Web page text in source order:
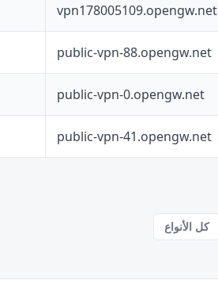
vpn178005109.opengw.net
public-vpn-88.opengw.net
public-vpn-0.opengw.net
public-vpn-41.opengw.net
كل الأنواع